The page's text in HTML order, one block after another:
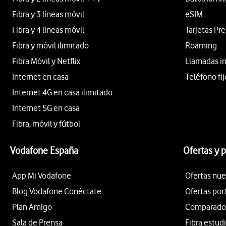
Fibra y 3 líneas móvil
Fibra y 4 líneas móvil
Fibra y móvil ilimitado
Fibra Móvil y Netflix
Internet en casa
Internet 4G en casa ilimitado
Internet 5G en casa
Fibra, móvil y fútbol
eSIM
Tarjetas
Roaming
Llamadas
Teléfono
Vodafone España
App Mi Vodafone
Blog Vodafone Conéctate
Plan Amigo
Sala de Prensa
Ofertas y
Ofertas
Ofertas
Fibra